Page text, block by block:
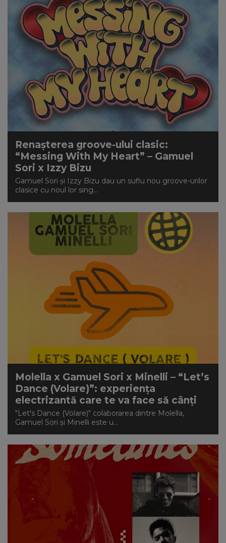
Renașterea groove-ului clasic:
“Messing With My Heart” – Gamuel
Sori x Izzy Bizu
Gamuel Sori și Izzy Bizu dau un suflu nou groove-urilor
clasice cu noul lor sing...
Molella x Gamuel Sori x Minelli – “Let’s
Dance (Volare)”: experiența
electrizantă care te va face să cânți
"Let's Dance (Volare)" colaborarea dintre Molella,
Gamuel Sori și Minelli este u...